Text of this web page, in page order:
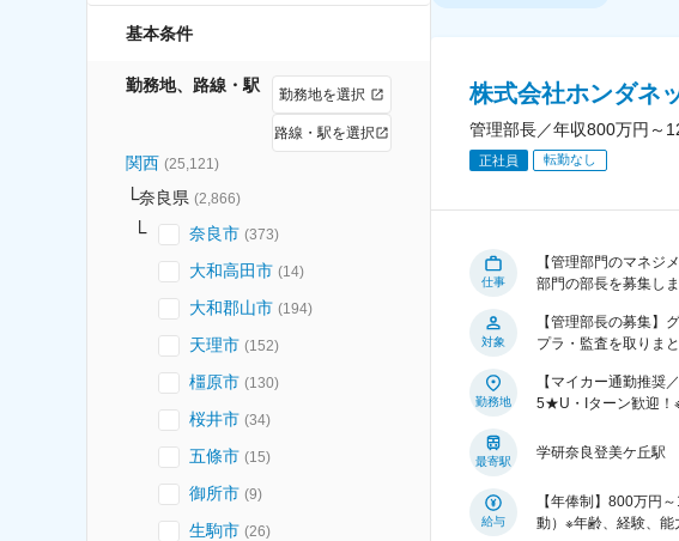
基本条件
勤務地、路線・駅 勤務地を選択
路線・駅を選択
関西 (25,121)
奈良県 (2,866)
奈良市 (373)
大和高田市 (14)
大和郡山市 (194)
天理市 (152)
橿原市 (130)
桜井市 (34)
五條市 (15)
御所市 (9)
生駒市 (26)
株式会社ホンダネ
管理部長／年収800万円～
正社員 転勤なし
仕事
【管理部門のマネジ
部門の部長を募集しま
対象
【管理部長の募集】
プラ・監査を取りま
勤務地
【マイカー通勤推奨
5★U・Iターン歓迎！
最寄駅
学研奈良登美ケ丘駅
給与
【年俸制】800万円
動）※年齢、経験、能